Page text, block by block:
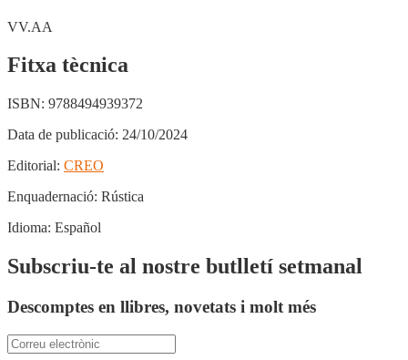
VV.AA
Fitxa tècnica
ISBN: 9788494939372
Data de publicació: 24/10/2024
Editorial: CREO
Enquadernació: Rústica
Idioma: Español
Subscriu-te al nostre butlletí setmanal
Descomptes en llibres, novetats i molt més